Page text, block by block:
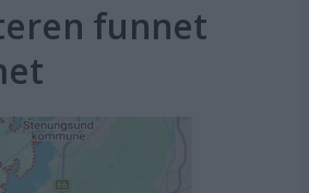
funnet